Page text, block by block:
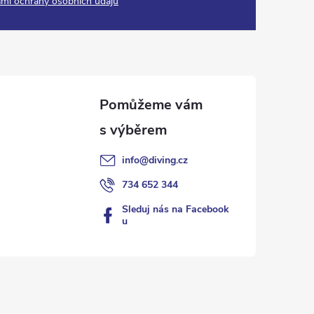
info@diving.cz
734 652 344
Sleduj nás na Facebook
u